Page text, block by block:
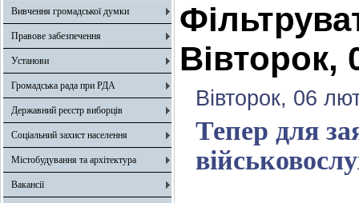
Вивчення громадської думки
Правове забезпечення
Установи
Громадська рада при РДА
Державний реєстр виборців
Соціальний захист населення
Містобудування та архітектура
Вакансії
Вівторок,
Вівторок, 06
Тепер для